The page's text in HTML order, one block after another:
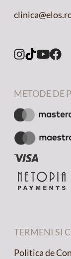
METODE DE
TERMENI SI
Politica de